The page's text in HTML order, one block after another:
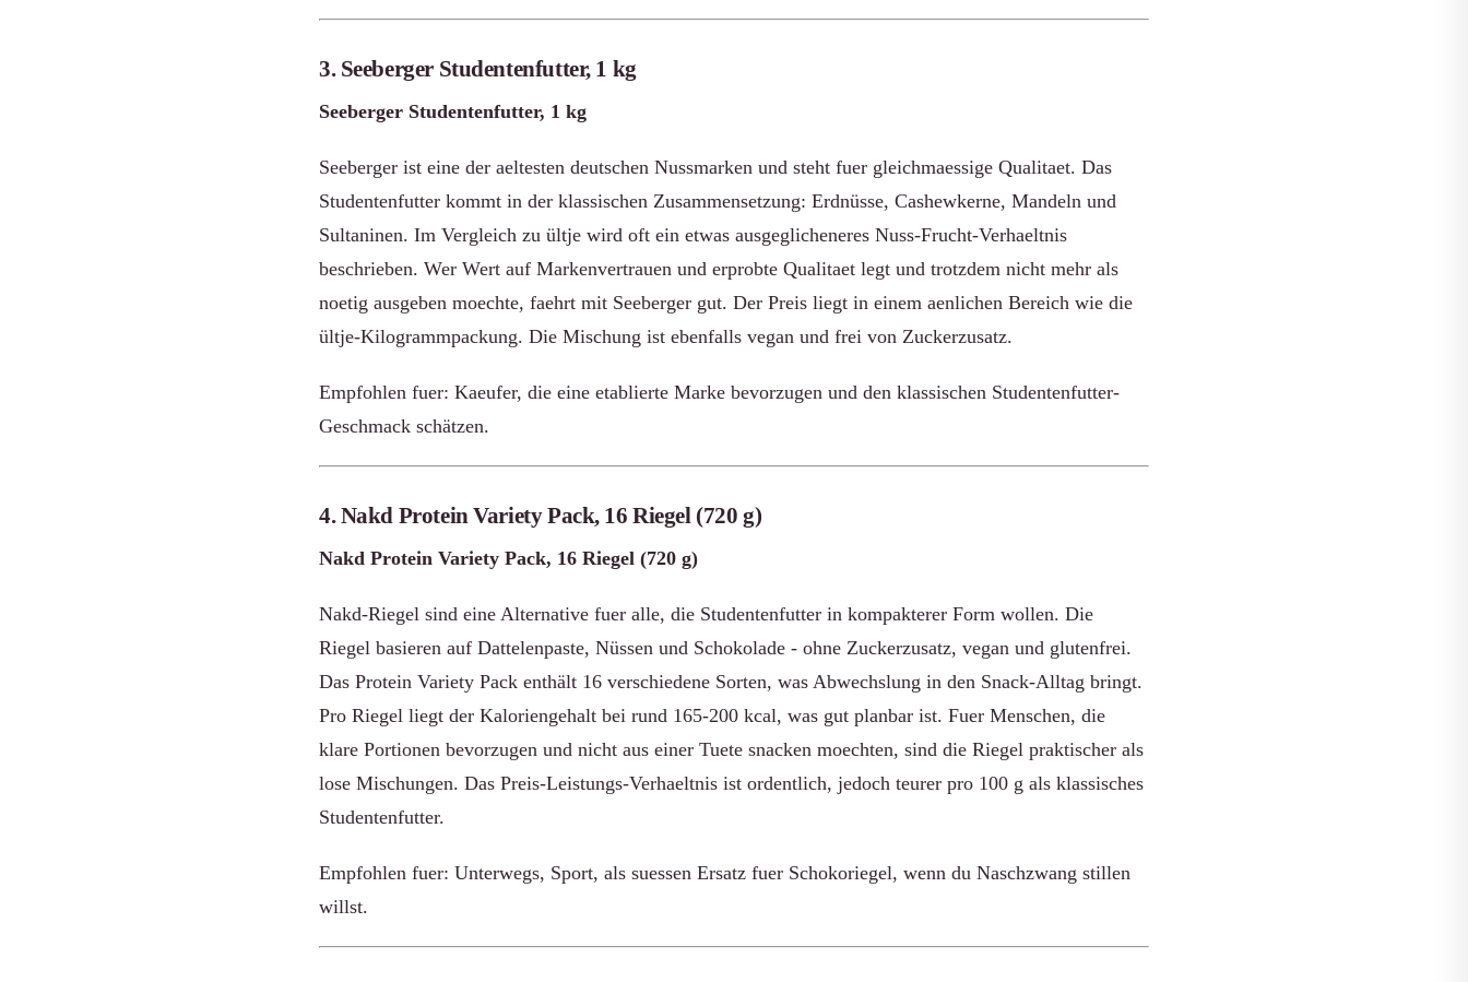
3. Seeberger Studentenfutter, 1 kg
Seeberger Studentenfutter, 1 kg
Seeberger ist eine der aeltesten deutschen Nussmarken und steht fuer gleichmaessige Qualitaet. Das
Studentenfutter kommt in der klassischen Zusammensetzung: Erdnüsse, Cashewkerne, Mandeln und
Sultaninen. Im Vergleich zu ültje wird oft ein etwas ausgeglicheneres Nuss-Frucht-Verhaeltnis
beschrieben. Wer Wert auf Markenvertrauen und erprobte Qualitaet legt und trotzdem nicht mehr als
noetig ausgeben moechte, faehrt mit Seeberger gut. Der Preis liegt in einem aenlichen Bereich wie die
ültje-Kilogrammpackung. Die Mischung ist ebenfalls vegan und frei von Zuckerzusatz.
Empfohlen fuer: Kaeufer, die eine etablierte Marke bevorzugen und den klassischen Studentenfutter-
Geschmack schätzen.
4. Nakd Protein Variety Pack, 16 Riegel (720 g)
Nakd Protein Variety Pack, 16 Riegel (720 g)
Nakd-Riegel sind eine Alternative fuer alle, die Studentenfutter in kompakterer Form wollen. Die
Riegel basieren auf Dattelenpaste, Nüssen und Schokolade - ohne Zuckerzusatz, vegan und glutenfrei.
Das Protein Variety Pack enthält 16 verschiedene Sorten, was Abwechslung in den Snack-Alltag bringt.
Pro Riegel liegt der Kaloriengehalt bei rund 165-200 kcal, was gut planbar ist. Fuer Menschen, die
klare Portionen bevorzugen und nicht aus einer Tuete snacken moechten, sind die Riegel praktischer als
lose Mischungen. Das Preis-Leistungs-Verhaeltnis ist ordentlich, jedoch teurer pro 100 g als klassisches
Studentenfutter.
Empfohlen fuer: Unterwegs, Sport, als suessen Ersatz fuer Schokoriegel, wenn du Naschzwang stillen
willst.